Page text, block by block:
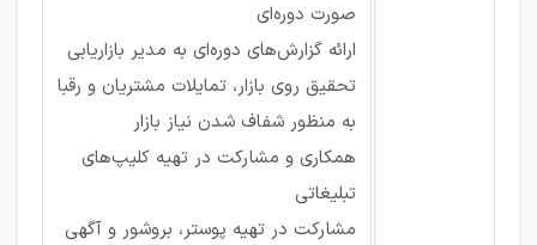
صورت دوره‌ای
ارائه گزارش‌های دوره‌ای به مدیر بازاریابی
تحقیق روی بازار، تمایلات مشتریان و رقبا
به منظور شفاف شدن نیاز بازار
همکاری و مشارکت در تهیه کلیپ‌های
تبلیغاتی
مشارکت در تهیه پوستر، بروشور و آگهی